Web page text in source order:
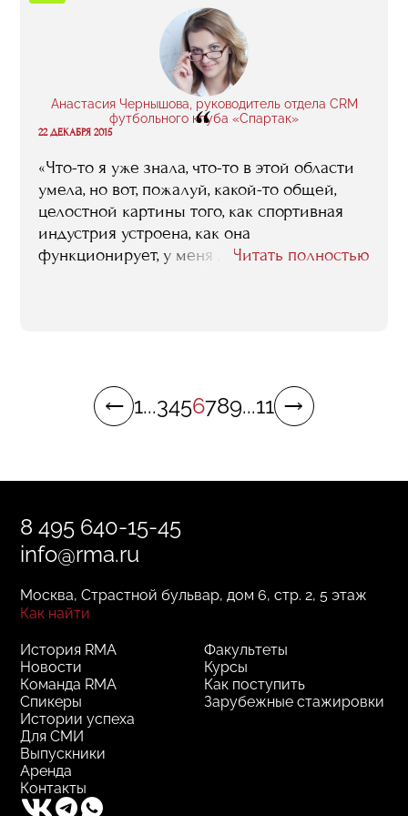
приобрела и даже нашла бизнес-партнера».
Анастасия Чернышова, руководитель отдела CRM
футбольного клуба «Спартак»
“
22 ДЕКАБРЯ 2015
«Что-то я уже знала, что-то в этой области
умела, но вот, пожалуй, какой-то общей,
целостной картины того, как спортивная
индустрия устроена, как она
функционирует, у меня до RMA не было. То,
Читать полностью
1...3456789...11
8 495 640-15-45
info@rma.ru
Москва, Страстной бульвар, дом 6, стр. 2, 5 этаж
Как найти
Факультеты
Курсы
Как поступить
Зарубежные стажировки
История RMA
Новости
Команда RMA
Спикеры
Истории успеха
Для СМИ
Выпускники
Аренда
Контакты